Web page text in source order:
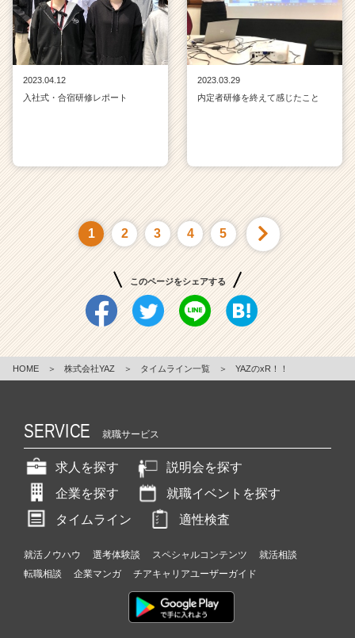
2023.04.12
入社式・合宿研修レポート
2023.03.29
内定者研修を終えて感じたこと
1 2 3 4 5
このページをシェアする
HOME ＞ 株式会社YAZ ＞ タイムライン一覧 ＞ YAZのxR！！
SERVICE 就職サービス
求人を探す
説明会を探す
企業を探す
就職イベントを探す
タイムライン
適性検査
就活ノウハウ 選考体験談 スペシャルコンテンツ
就活相談
転職相談
企業マンガ チアキャリアユーザーガイド